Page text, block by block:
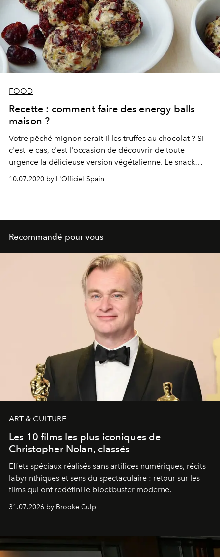
FOOD
Recette : comment faire des energy balls
maison ?
Votre pêché mignon serait-il les truffes au chocolat ? Si
c'est le cas, c'est l'occasion de découvrir de toute
urgence la délicieuse version végétalienne. Le snack
10.07.2020 by L'Officiel Spain
Recommandé pour vous
ART & CULTURE
Les 10 films les plus iconiques de
Christopher Nolan, classés
Effets spéciaux réalisés sans artifices numériques, récits
labyrinthiques et sens du spectaculaire : retour sur les
films qui ont redéfini le blockbuster moderne.
31.07.2026 by Brooke Culp